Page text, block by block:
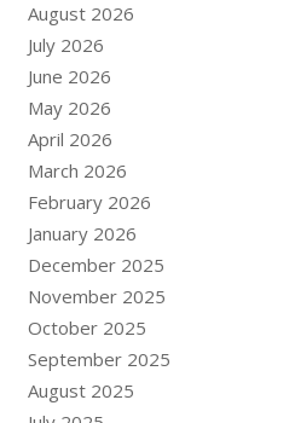
August 2026
July 2026
June 2026
May 2026
April 2026
March 2026
February 2026
January 2026
December 2025
November 2025
October 2025
September 2025
August 2025